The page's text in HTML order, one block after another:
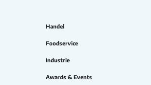
Handel
Foodservice
Industrie
Awards & Events